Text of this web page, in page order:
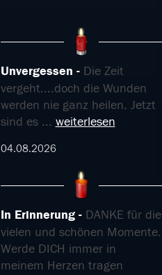
Unvergessen
Die Zeit
vergeht....doch die Wunden
werden nie ganz heilen. Jetzt
sind es ... weiterlesen
04.08.2026
In Erinnerung
DANKE für die
vielen und schönen Momente.
Werde DICH immer in
meinem Herzen tragen